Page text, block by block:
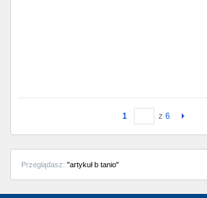
1 z 6
Przeglądasz: "artykuł b tanio"